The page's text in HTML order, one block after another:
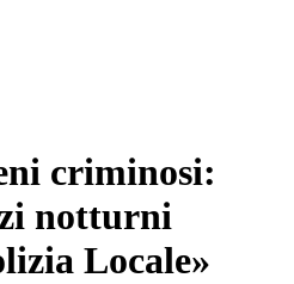
criminosi:
notturni
Locale»